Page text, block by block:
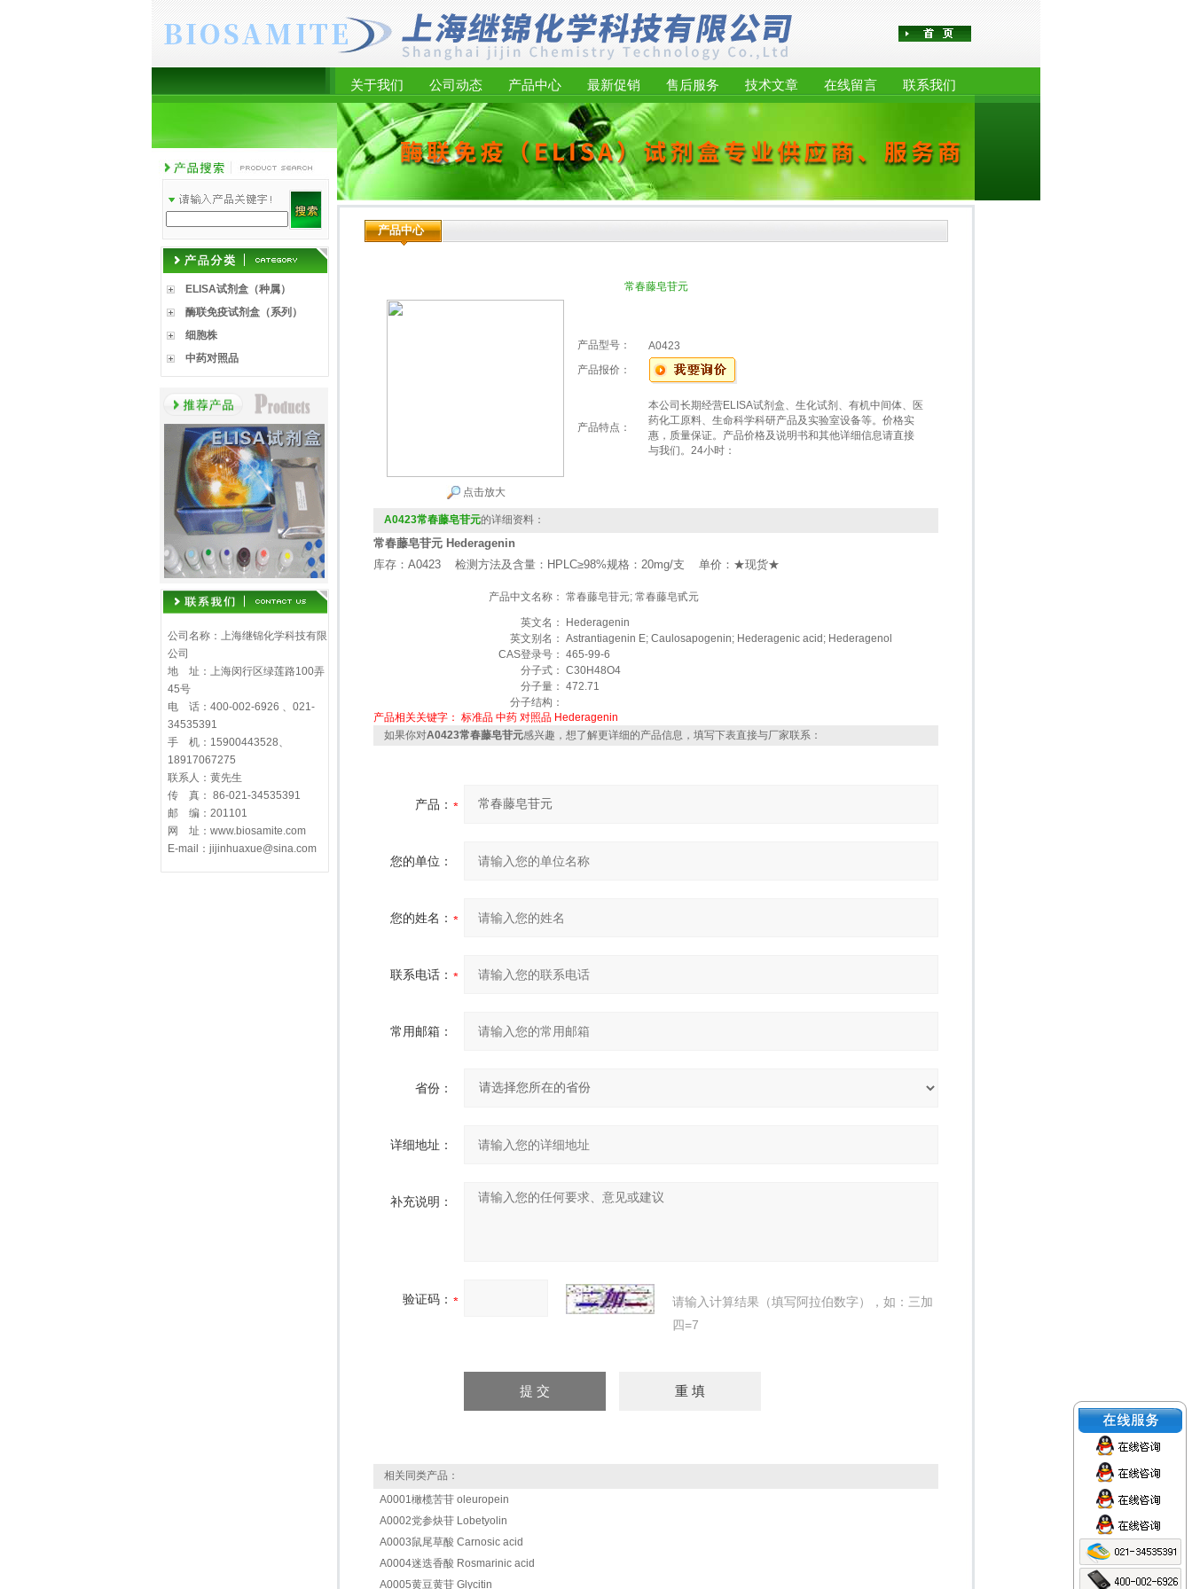
关于我们 公司动态 产品中心 最新促销 售后服务 技术文章 在线留言 联系我们
ELISA试剂盒（种属）
酶联免疫试剂盒（系列）
细胞株
中药对照品
公司名称：上海继锦化学科技有限
公司
地 址：上海闵行区绿莲路100弄
45号
电 话：400-002-6926 、021-
34535391
手 机：15900443528、
18917067275
联系人：黄先生
传 真： 86-021-34535391
邮 编：201101
网 址：www.biosamite.com
E-mail：jijinhuaxue@sina.com
产品中心
常春藤皂苷元
点击放大
产品型号：
A0423
产品报价：
产品特点：
本公司长期经营ELISA试剂盒、生化试剂、有机中间体、医
药化工原料、生命科学科研产品及实验室设备等。价格实
惠，质量保证。产品价格及说明书和其他详细信息请直接
与我们。24小时：
A0423常春藤皂苷元的详细资料：
常春藤皂苷元 Hederagenin
库存：A0423 检测方法及含量：HPLC≥98%规格：20mg/支 单价：★现货★
产品中文名称： 常春藤皂苷元; 常春藤皂甙元
英文名：
Hederagenin
英文别名： Astrantiagenin E; Caulosapogenin; Hederagenic acid; Hederagenol
CAS登录号： 465-99-6
分子式： C30H48O4
分子量： 472.71
分子结构：
产品相关关键字： 标准品 中药 对照品 Hederagenin
如果你对A0423常春藤皂苷元感兴趣，想了解更详细的产品信息，填写下表直接与厂家联系：
产品：
您的单位：
您的姓名：
联系电话：
常用邮箱：
省份：
详细地址：
补充说明：
验证码：
请输入计算结果（填写阿拉伯数字），如：三加
四=7
相关同类产品：
A0001橄榄苦苷 oleuropein
A0002党参炔苷 Lobetyolin
A0003鼠尾草酸 Carnosic acid
A0004迷迭香酸 Rosmarinic acid
A0005黄豆黄苷 Glycitin